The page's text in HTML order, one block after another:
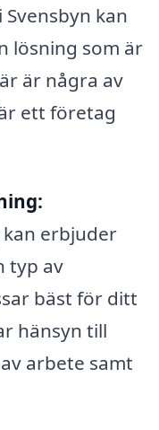
kan
lösning som är
är några av
ett företag
erbjuder
typ av
bäst för ditt
hänsyn till
arbete samt